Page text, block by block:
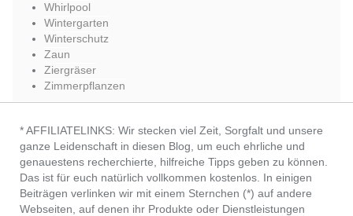
Whirlpool
Wintergarten
Winterschutz
Zaun
Ziergräser
Zimmerpflanzen
* AFFILIATELINKS: Wir stecken viel Zeit, Sorgfalt und unsere
ganze Leidenschaft in diesen Blog, um euch ehrliche und
genauestens recherchierte, hilfreiche Tipps geben zu können.
Das ist für euch natürlich vollkommen kostenlos. In einigen
Beiträgen verlinken wir mit einem Sternchen (*) auf andere
Webseiten, auf denen ihr Produkte oder Dienstleistungen